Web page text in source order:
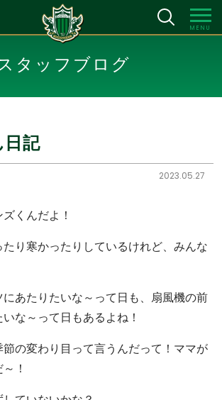
MENU
タッフブログ
記
2023.05.27
くんだよ！
り寒かったりしているけれど、みんな
あたりたいな～って日も、扇風機の前
な～って日もあるよね！
の変わり目って言うんだって！ママが
！